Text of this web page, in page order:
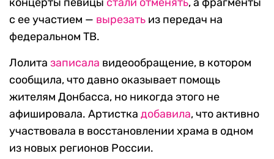
с ее участием — вырезать из передач на
федеральном ТВ.
Лолита записала видеообращение, в котором
сообщила, что давно оказывает помощь
жителям Донбасса, но никогда этого не
афишировала. Артистка добавила, что активно
участвовала в восстановлении храма в одном
из новых регионов России.